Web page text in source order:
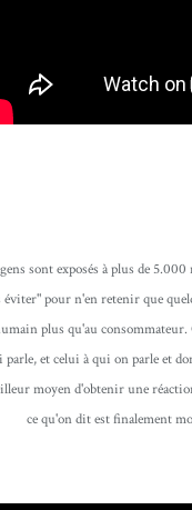
sont exposés à plus de
éviter" pour n'en retenir que
plus qu'au
et celui à qui on parle et
moyen d'obtenir une
ce qu'on dit est finalement